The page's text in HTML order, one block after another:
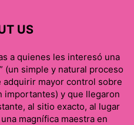
US
a quienes les interesó una
(un simple y natural proceso
mayor control sobre
importantes) y que llegaron
al sitio exacto, al lugar
magnífica maestra en